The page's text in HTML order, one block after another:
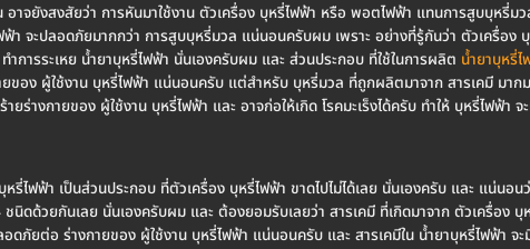
าจยังสงสัยว่า การหันมาใช้งาน ตัวเครื่อง บุหรี่ไฟฟ้า หรือ พอตไฟฟ้า แทนการสูบบุหรี่ม
า จะปลอดภัยมากกว่า การสูบบุหรี่มวล แน่นอนครับผม เพราะ อย่างที่รู้กันว่า ตัวเครื่อง
การระเหย น้ำยาบุหรี่ไฟฟ้า นั่นเองครับผม และ ส่วนประกอบ ที่ใช้ในการผลิต น้ำยาบุหรี่ไ
ของ ผู้ใช้งาน บุหรี่ไฟฟ้า แน่นอนครับ แต่สำหรับ บุหรี่มวล ที่ถูกผลิตมาจาก สารเคมี มา
ร่างกายของ ผู้ใช้งาน บุหรี่ไฟฟ้า และ อาจก่อให้เกิด โรคมะเร็งได้ครับ ทำให้ บุหรี่ไฟฟ้า
รี่ไฟฟ้า เป็นส่วนประกอบ ที่ตัวเครื่อง บุหรี่ไฟฟ้า ขาดไปไม่ได้เลย นั่นเองครับ และ แน่นอ
นิดด้วยกันเลย นั่นเองครับผม และ ต้องยอมรับเลยว่า สารเคมี ที่เกิดมาจาก ตัวเครื่อง บุ
ภัยต่อ ร่างกายของ ผู้ใช้งาน บุหรี่ไฟฟ้า แน่นอนครับ และ สารเคมีใน น้ำยาบุหรี่ไฟฟ้า จะ